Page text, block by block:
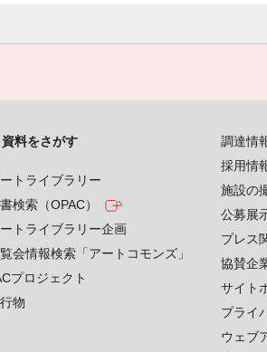
資料をさがす
トライブラリー
検索（OPAC）
トライブラリー企画
会情報検索「アートコモンズ」
プロジェクト
物
調達情
採用情
施設の
公募展
プレス
協賛企
サイト
プライ
ウェブ